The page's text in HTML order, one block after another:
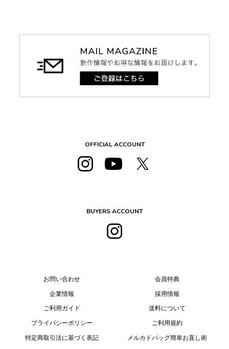
OFFICIAL ACCOUNT
BUYERS ACCOUNT
お問い合わせ
企業情報
ご利用ガイド
プライバシーポリシー
特定商取引法に基づく表記
会員特典
採用情報
送料について
ご利用規約
メルカドバッグ簡単お直し術